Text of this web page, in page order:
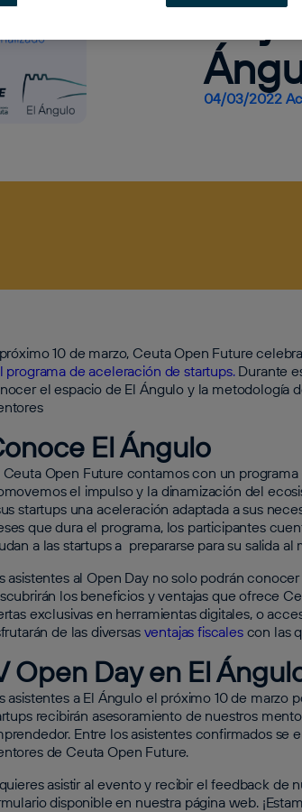
Day
04/03/2022
10 de marzo, Ceuta Open Future
programa de aceleración de startups.Durante
el espacio de El Ángulo y la metodología
El Ángulo
Ceuta Open Future contamos con un
el impulso y la dinamización del
startups una aceleración adaptada a sus
que dura el programa, los participantes
a las startups a prepararse para su salida al
asistentes al Open Day no solo podrán
los beneficios y ventajas que ofrece
exclusivas en herramientas digitales, o
de las diversasventajas fiscalescon las
Open Day en El
asistentes a El Ángulo el próximo 10 de marzo
recibirán asesoramiento de nuestros
Entre los asistentes confirmados se
de Ceuta Open Future.
asistir al evento y recibir el feedback de
disponible en nuestra página web.